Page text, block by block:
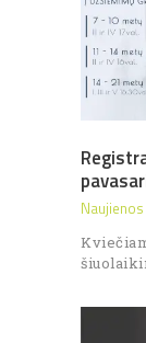
Naujienos